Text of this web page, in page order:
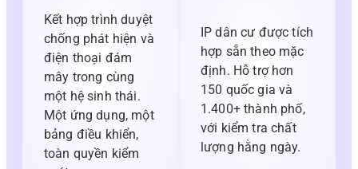
Kết hợp trình duyệt
chống phát hiện và
điện thoại đám
mây trong cùng
một hệ sinh thái.
Một ứng dụng, một
bảng điều khiển,
toàn quyền kiểm
IP dân cư được tích
hợp sẵn theo mặc
định. Hỗ trợ hơn
150 quốc gia và
1.400+ thành phố,
với kiểm tra chất
lượng hằng ngày.